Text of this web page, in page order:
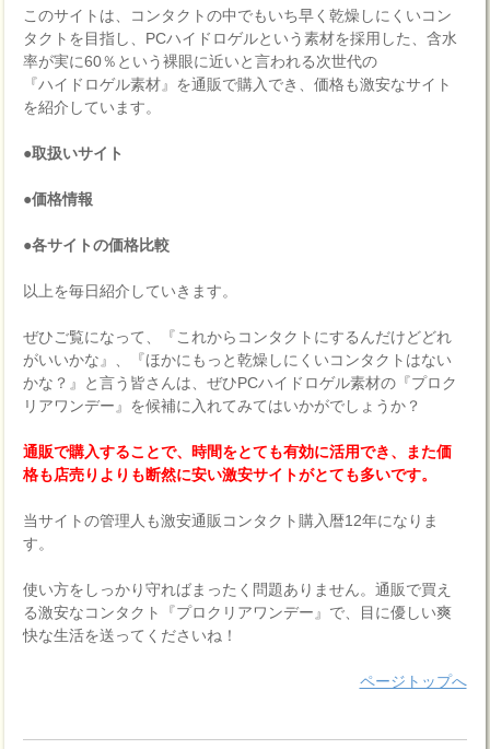
このサイトは、コンタクトの中でもいち早く乾燥しにくいコン
タクトを目指し、PCハイドロゲルという素材を採用した、含水
率が実に60％という裸眼に近いと言われる次世代の
『ハイドロゲル素材』を通販で購入でき、価格も激安なサイト
を紹介しています。
●取扱いサイト
●価格情報
●各サイトの価格比較
以上を毎日紹介していきます。
ぜひご覧になって、『これからコンタクトにするんだけどどれ
がいいかな』、『ほかにもっと乾燥しにくいコンタクトはない
かな？』と言う皆さんは、ぜひPCハイドロゲル素材の『プロク
リアワンデー』を候補に入れてみてはいかがでしょうか？
通販で購入することで、時間をとても有効に活用でき、また価
格も店売りよりも断然に安い激安サイトがとても多いです。
当サイトの管理人も激安通販コンタクト購入暦12年になりま
す。
使い方をしっかり守ればまったく問題ありません。通販で買え
る激安なコンタクト『プロクリアワンデー』で、目に優しい爽
快な生活を送ってくださいね！
ページトップへ